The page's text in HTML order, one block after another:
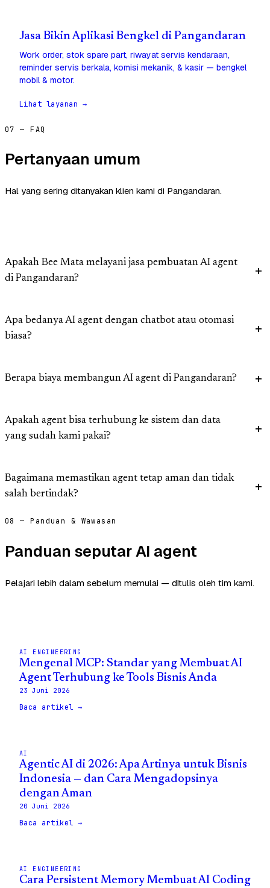
Jasa Bikin Aplikasi Bengkel di Pangandaran
Work order, stok spare part, riwayat servis kendaraan,
reminder servis berkala, komisi mekanik, & kasir — bengkel
mobil & motor.
Lihat layanan →
07 — FAQ
Pertanyaan umum
Hal yang sering ditanyakan klien kami di Pangandaran.
Apakah Bee Mata melayani jasa pembuatan AI agent
di Pangandaran?
Apa bedanya AI agent dengan chatbot atau otomasi
biasa?
Berapa biaya membangun AI agent di Pangandaran?
Apakah agent bisa terhubung ke sistem dan data
yang sudah kami pakai?
Bagaimana memastikan agent tetap aman dan tidak
salah bertindak?
08 — Panduan & Wawasan
Panduan seputar AI agent
Pelajari lebih dalam sebelum memulai — ditulis oleh tim kami.
AI ENGINEERING
Mengenal MCP: Standar yang Membuat AI
Agent Terhubung ke Tools Bisnis Anda
23 Juni 2026
Baca artikel →
AI
Agentic AI di 2026: Apa Artinya untuk Bisnis
Indonesia — dan Cara Mengadopsinya
dengan Aman
20 Juni 2026
Baca artikel →
AI ENGINEERING
Cara Persistent Memory Membuat AI Coding